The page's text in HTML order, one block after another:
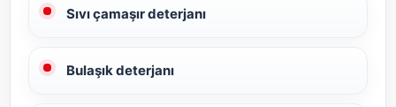
Sıvı çamaşır deterjanı
Bulaşık deterjanı